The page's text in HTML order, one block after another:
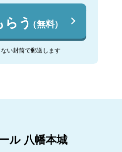
う（無料）
い封筒で郵送します
ル 八幡本城